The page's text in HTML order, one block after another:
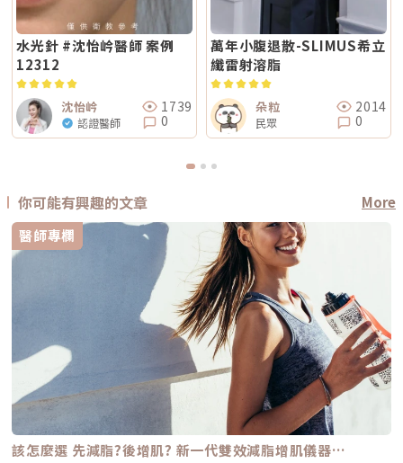
水光針 #沈怡岒醫師 案例
12312
沈怡岒
認證醫師
1739
0
萬年小腹退散-SLIMUS希立
纖雷射溶脂
朵粒
民眾
2014
0
你可能有興趣的文章
More
醫師專欄
該怎麼選 先減脂?後增肌? 新一代雙效減脂增肌儀器…